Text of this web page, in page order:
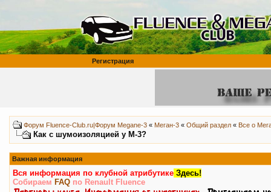
Регистрация
Форум Fluence-Club.ru|Форум Megane-3 « Меган-3 « Общий раздел « Все о
Как с шумоизоляцией у М-3?
Важная информация
Вся информация по клубной атрибутике Здесь!
Собираем FAQ по Renault Fluence